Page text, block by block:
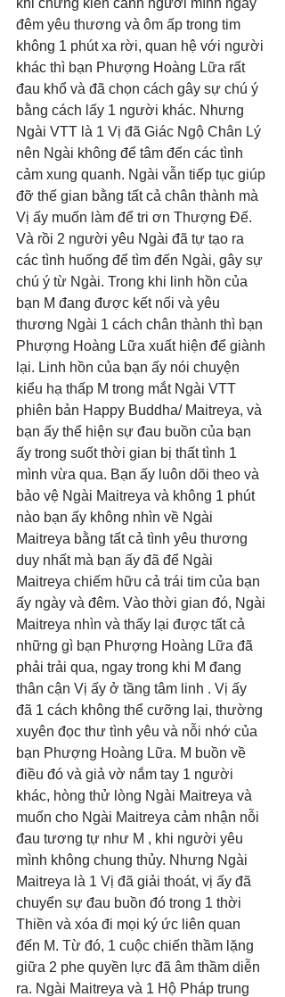
khi chứng kiến cảnh người mình ngày
đêm yêu thương và ôm ấp trong tim
không 1 phút xa rời, quan hệ với người
khác thì bạn Phượng Hoàng Lữa rất
đau khổ và đã chọn cách gây sự chú ý
bằng cách lấy 1 người khác. Nhưng
Ngài VTT là 1 Vị đã Giác Ngộ Chân Lý
nên Ngài không để tâm đến các tình
cảm xung quanh. Ngài vẫn tiếp tục giúp
đỡ thế gian bằng tất cả chân thành mà
Vị ấy muốn làm để tri ơn Thượng Đế.
Và rồi 2 người yêu Ngài đã tự tạo ra
các tình huống để tìm đến Ngài, gây sự
chú ý từ Ngài. Trong khi linh hồn của
bạn M đang được kết nối và yêu
thương Ngài 1 cách chân thành thì bạn
Phượng Hoàng Lữa xuất hiện để giành
lại. Linh hồn của bạn ấy nói chuyện
kiểu hạ thấp M trong mắt Ngài VTT
phiên bản Happy Buddha/ Maitreya, và
bạn ấy thể hiện sự đau buồn của bạn
ấy trong suốt thời gian bị thất tình 1
mình vừa qua. Bạn ấy luôn dõi theo và
bảo vệ Ngài Maitreya và không 1 phút
nào bạn ấy không nhìn về Ngài
Maitreya bằng tất cả tình yêu thương
duy nhất mà bạn ấy đã để Ngài
Maitreya chiếm hữu cả trái tim của bạn
ấy ngày và đêm. Vào thời gian đó, Ngài
Maitreya nhìn và thấy lại được tất cả
những gì bạn Phượng Hoàng Lữa đã
phải trải qua, ngay trong khi M đang
thân cận Vị ấy ở tầng tâm linh . Vị ấy
đã 1 cách không thể cưỡng lại, thường
xuyên đọc thư tình yêu và nỗi nhớ của
bạn Phượng Hoàng Lữa. M buồn về
điều đó và giả vờ nắm tay 1 người
khác, hòng thử lòng Ngài Maitreya và
muốn cho Ngài Maitreya cảm nhận nỗi
đau tương tự như M , khi người yêu
mình không chung thủy. Nhưng Ngài
Maitreya là 1 Vị đã giải thoát, vị ấy đã
chuyển sự đau buồn đó trong 1 thời
Thiền và xóa đi mọi ký ức liên quan
đến M. Từ đó, 1 cuộc chiến thầm lặng
giữa 2 phe quyền lực đã âm thầm diễn
ra. Ngài Maitreya và 1 Hộ Pháp trung